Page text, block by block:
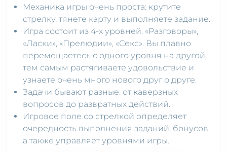
Механика игры очень проста: крутите
стрелку, тянете карту и выполняете задание.
Игра состоит из 4-х уровней: «Разговоры»,
«Ласки», «Прелюдии», «Секс». Вы плавно
перемещаетесь с одного уровня на другой,
тем самым растягиваете удовольствие и
узнаете очень много нового друг о друге.
Задачи бывают разные: от каверзных
вопросов до развратных действий.
Игровое поле со стрелкой определяет
очередность выполнения заданий, бонусов,
а также управляет уровнями игры.